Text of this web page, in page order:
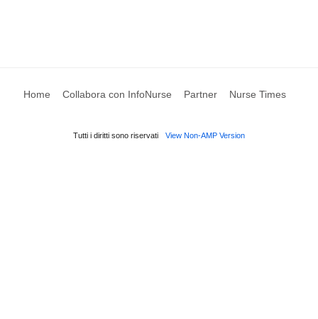
Home Collabora con InfoNurse Partner Nurse Times
Tutti i diritti sono riservati View Non-AMP Version